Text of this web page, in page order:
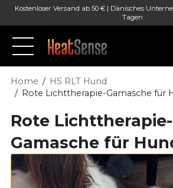
Kostenloser Versand ab 50 € | Dänisches
Tagen
Home
HS RLT Hund
Rote Lichttherapie-Gamasche für
Rote Lichttherapie-
Gamasche für